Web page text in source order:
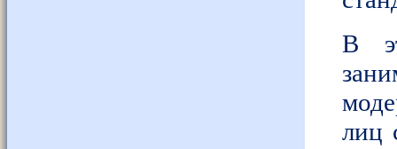
В
лиц